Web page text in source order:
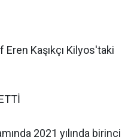
Kaşıkçı Kilyos'taki
2021 yılında birinci